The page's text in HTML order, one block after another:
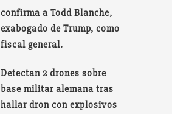
confirma a Todd Blanche,
exabogado de Trump, como
fiscal general.
Detectan 2 drones sobre
base militar alemana tras
hallar dron con explosivos